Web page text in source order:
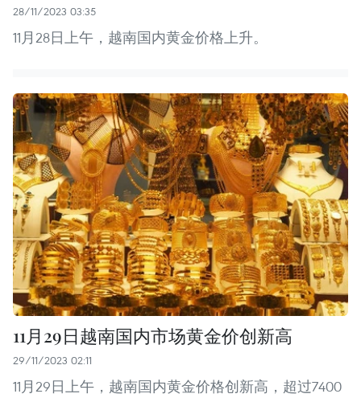
28/11/2023 03:35
11月28日上午，越南国内黄金价格上升。
11月29日越南国内市场黄金价创新高
29/11/2023 02:11
11月29日上午，越南国内黄金价格创新高，超过7400